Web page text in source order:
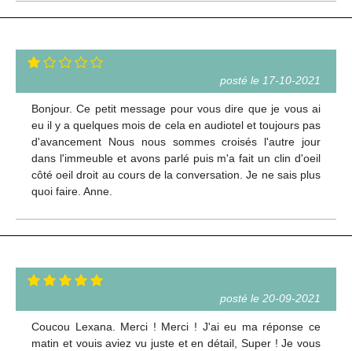
posté le 17-10-2021
Bonjour. Ce petit message pour vous dire que je vous ai
eu il y a quelques mois de cela en audiotel et toujours pas
d'avancement Nous nous sommes croisés l'autre jour
dans l'immeuble et avons parlé puis m'a fait un clin d'oeil
côté oeil droit au cours de la conversation. Je ne sais plus
quoi faire. Anne.
posté le 20-09-2021
Coucou Lexana. Merci ! Merci ! J'ai eu ma réponse ce
matin et vouis aviez vu juste et en détail, Super ! Je vous